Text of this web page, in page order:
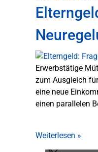
Erwerbstätige
zum Ausgleich
eine neue
einen parallelen
Weiterlesen »